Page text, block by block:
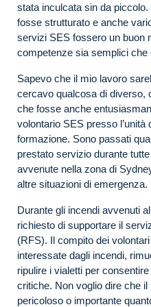
stata inculcata sin da
fosse strutturato e anche
servizi SES fossero un buon
competenze sia semplici che
Sapevo che il mio lavoro
cercavo qualcosa di diverso,
che fosse anche
volontario SES presso
formazione. Sono passati
prestato servizio durante
avvenute nella zona di
altre situazioni di emergenza.
Durante gli incendi avvenuti
richiesto di supportare il
(RFS). Il compito dei
interessate dagli incendi,
ripulire i vialetti per
critiche. Non voglio dire che
pericoloso o importante